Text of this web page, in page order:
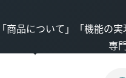
「商品について」「機能の
専